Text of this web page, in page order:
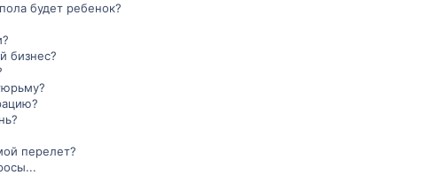
будет ребенок?
бизнес?
перелет?